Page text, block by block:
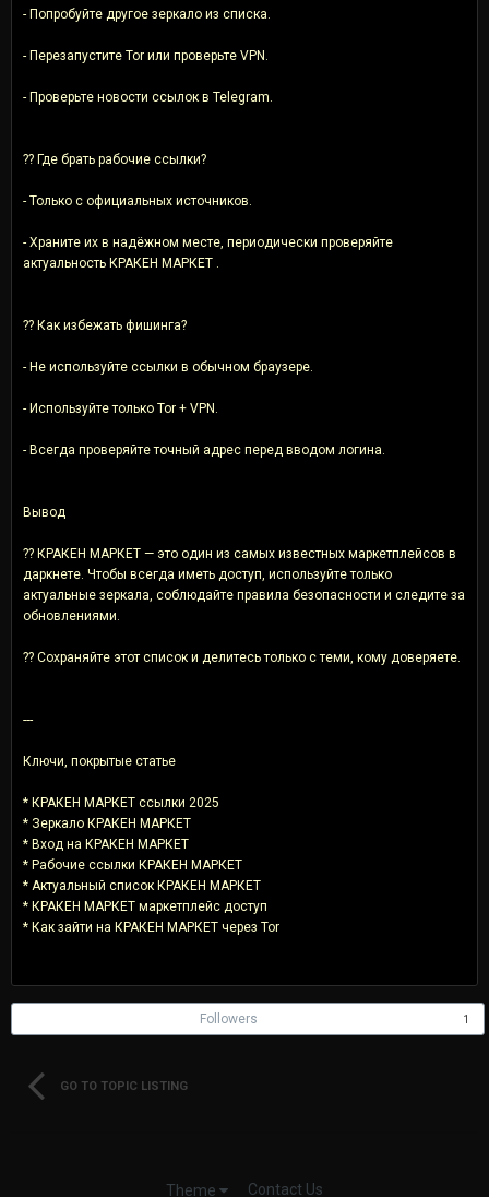
- Попробуйте другое зеркало из списка.
- Перезапустите Tor или проверьте VPN.
- Проверьте новости ссылок в Telegram.
?? Где брать рабочие ссылки?
- Только с официальных источников.
- Храните их в надёжном месте, периодически проверяйте
актуальность КРАКЕН МАРКЕТ .
?? Как избежать фишинга?
- Не используйте ссылки в обычном браузере.
- Используйте только Tor + VPN.
- Всегда проверяйте точный адрес перед вводом логина.
Вывод
?? КРАКЕН МАРКЕТ — это один из самых известных маркетплейсов в
даркнете. Чтобы всегда иметь доступ, используйте только
актуальные зеркала, соблюдайте правила безопасности и следите за
обновлениями.
?? Сохраняйте этот список и делитесь только с теми, кому доверяете.
---
Ключи, покрытые статье
* КРАКЕН МАРКЕТ ссылки 2025
* Зеркало КРАКЕН МАРКЕТ
* Вход на КРАКЕН МАРКЕТ
* Рабочие ссылки КРАКЕН МАРКЕТ
* Актуальный список КРАКЕН МАРКЕТ
* КРАКЕН МАРКЕТ маркетплейс доступ
* Как зайти на КРАКЕН МАРКЕТ через Tor
Followers 1
GO TO TOPIC LISTING
Theme Contact Us